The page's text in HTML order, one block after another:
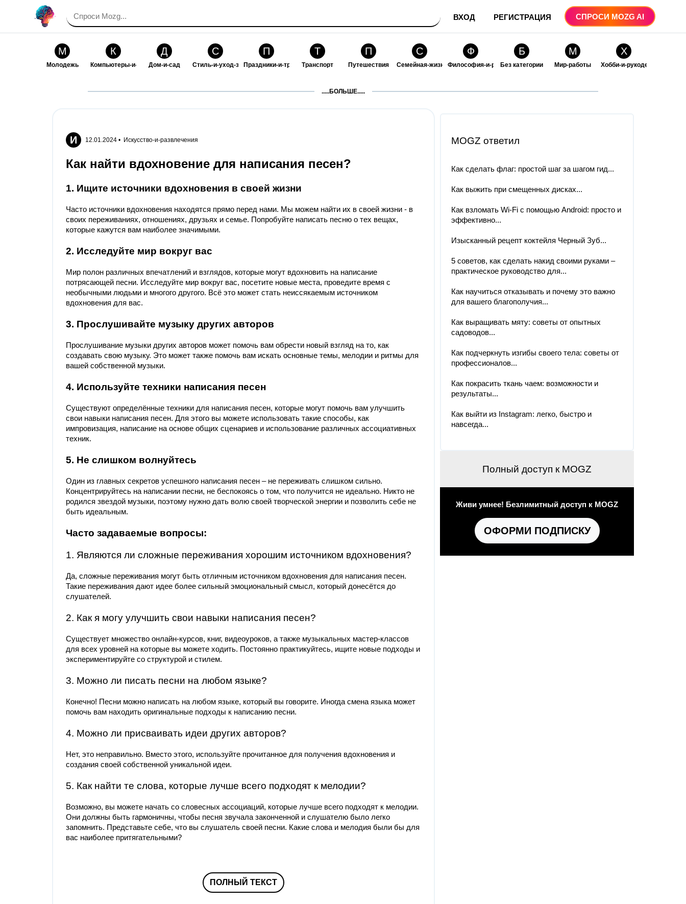
ВХОД РЕГИСТРАЦИЯ СПРОСИ MOZG AI
М
Молодежь
К
Компьютеры-и-электроника
Д
Дом-и-сад
С
Стиль-и-уход-за-собой
П
Праздники-и-традиции
Т
Транспорт
П
Путешествия
С
Семейная-жизнь
Ф
Философия-и-религия
Б
Без категории
М
Мир-работы
Х
Хобби-и-рукоделие
.....БОЛЬШЕ.....
И 12.01.2024 • Искусство-и-развлечения
Как найти вдохновение для написания песен?
1. Ищите источники вдохновения в своей жизни
Часто источники вдохновения находятся прямо перед нами. Мы можем найти их в своей жизни - в
своих переживаниях, отношениях, друзьях и семье. Попробуйте написать песню о тех вещах,
которые кажутся вам наиболее значимыми.
2. Исследуйте мир вокруг вас
Мир полон различных впечатлений и взглядов, которые могут вдохновить на написание
потрясающей песни. Исследуйте мир вокруг вас, посетите новые места, проведите время с
необычными людьми и многого другого. Всё это может стать неиссякаемым источником
вдохновения для вас.
3. Прослушивайте музыку других авторов
Прослушивание музыки других авторов может помочь вам обрести новый взгляд на то, как
создавать свою музыку. Это может также помочь вам искать основные темы, мелодии и ритмы для
вашей собственной музыки.
4. Используйте техники написания песен
Существуют определённые техники для написания песен, которые могут помочь вам улучшить
свои навыки написания песен. Для этого вы можете использовать такие способы, как
импровизация, написание на основе общих сценариев и использование различных ассоциативных
техник.
5. Не слишком волнуйтесь
Один из главных секретов успешного написания песен – не переживать слишком сильно.
Концентрируйтесь на написании песни, не беспокоясь о том, что получится не идеально. Никто не
родился звездой музыки, поэтому нужно дать волю своей творческой энергии и позволить себе не
быть идеальным.
Часто задаваемые вопросы:
1. Являются ли сложные переживания хорошим источником вдохновения?
Да, сложные переживания могут быть отличным источником вдохновения для написания песен.
Такие переживания дают идее более сильный эмоциональный смысл, который донесётся до
слушателей.
2. Как я могу улучшить свои навыки написания песен?
Существует множество онлайн-курсов, книг, видеоуроков, а также музыкальных мастер-классов
для всех уровней на которые вы можете ходить. Постоянно практикуйтесь, ищите новые подходы и
экспериментируйте со структурой и стилем.
3. Можно ли писать песни на любом языке?
Конечно! Песни можно написать на любом языке, который вы говорите. Иногда смена языка может
помочь вам находить оригинальные подходы к написанию песни.
4. Можно ли присваивать идеи других авторов?
Нет, это неправильно. Вместо этого, используйте прочитанное для получения вдохновения и
создания своей собственной уникальной идеи.
5. Как найти те слова, которые лучше всего подходят к мелодии?
Возможно, вы можете начать со словесных ассоциаций, которые лучше всего подходят к мелодии.
Они должны быть гармоничны, чтобы песня звучала законченной и слушателю было легко
запомнить. Представьте себе, что вы слушатель своей песни. Какие слова и мелодия были бы для
вас наиболее притягательными?
ПОЛНЫЙ ТЕКСТ
MOGZ ответил
Как сделать флаг: простой шаг за шагом гид...
Как выжить при смещенных дисках...
Как взломать Wi-Fi с помощью Android: просто и
эффективно...
Изысканный рецепт коктейля Черный Зуб...
5 советов, как сделать накид своими руками –
практическое руководство для...
Как научиться отказывать и почему это важно
для вашего благополучия...
Как выращивать мяту: советы от опытных
садоводов...
Как подчеркнуть изгибы своего тела: советы от
профессионалов...
Как покрасить ткань чаем: возможности и
результаты...
Как выйти из Instagram: легко, быстро и
навсегда...
Полный доступ к MOGZ
Живи умнее! Безлимитный доступ к MOGZ
ОФОРМИ ПОДПИСКУ